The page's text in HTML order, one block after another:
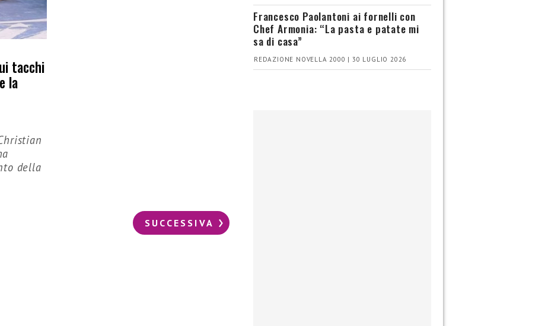
tacchi
la
della
SUCCESSIVA
Francesco Paolantoni ai fornelli con
Chef Armonia: “La pasta e patate mi
sa di casa”
REDAZIONE NOVELLA 2000 | 30 LUGLIO 2026